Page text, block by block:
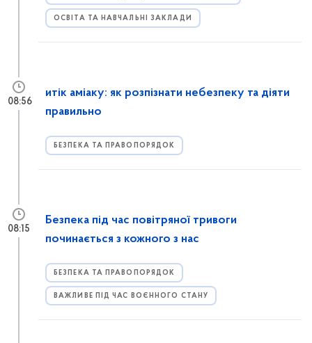
ОСВІТА ТА НАВЧАЛЬНІ ЗАКЛАДИ
итік аміаку: як розпізнати небезпеку та діяти
правильно
БЕЗПЕКА ТА ПРАВОПОРЯДОК
08:56
Безпека під час повітряної тривоги
починається з кожного з нас
БЕЗПЕКА ТА ПРАВОПОРЯДОК
ВАЖЛИВЕ ПІД ЧАС ВОЄННОГО СТАНУ
08:15